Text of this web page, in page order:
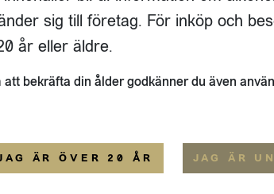
17 A
STOCKHOLM
FLAIVY
OM OSS
ALLMÄNNA VILLKOR
sig till företag. För inköp och
år eller äldre.
att bekräfta din ålder godkänner du även
ÄR ÖVER 20 ÅR JAG ÄR